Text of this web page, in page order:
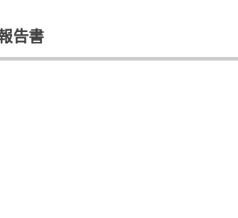
告書